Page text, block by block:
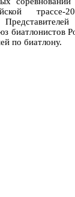
трассе-
биатлонистов
по биатлону.